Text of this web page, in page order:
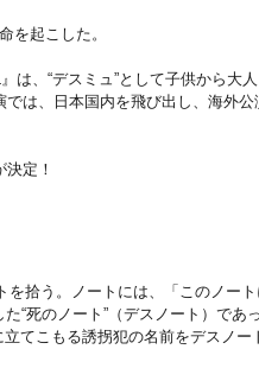
を起こした。
、“デスミュ”として子供から大
は、日本国内を飛び出し、海外公
定！
拾う。ノートには、「このノー
“死のノート”（デスノート）であ
てこもる誘拐犯の名前をデスノー